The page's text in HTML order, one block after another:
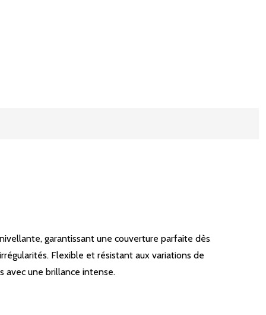
garantissant une couverture parfaite dès
Flexible et résistant aux variations de
avec une brillance intense.